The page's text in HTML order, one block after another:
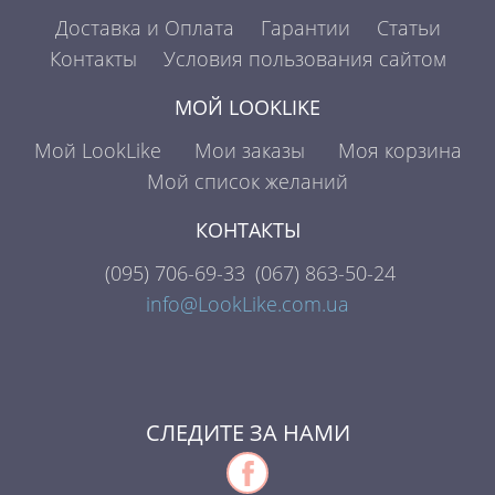
Доставка и Оплата
Гарантии
Статьи
Контакты
Условия пользования сайтом
МОЙ LOOKLIKE
Мой LookLike
Мои заказы
Моя корзина
Мой список желаний
КОНТАКТЫ
(095) 706-69-33 (067) 863-50-24
info@LookLike.com.ua
СЛЕДИТЕ ЗА НАМИ